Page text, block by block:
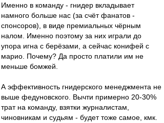
Именно в команду - гнидер вкладывает
намного больше нас (за счёт фанатов -
спонсоров), в виде премиальных чёрным
налом. Именно поэтому за них играли до
упора игна с берёзами, а сейчас конифей с
марио. Почему? Да просто платили им не
меньше бомжей.
А эффективность гнидерского менеджмента не
выше федуновского. Вычти примерно 20-30%
трат на команду, взятки журналистам,
чиновникам и судьям - будет тоже самое, кмк.